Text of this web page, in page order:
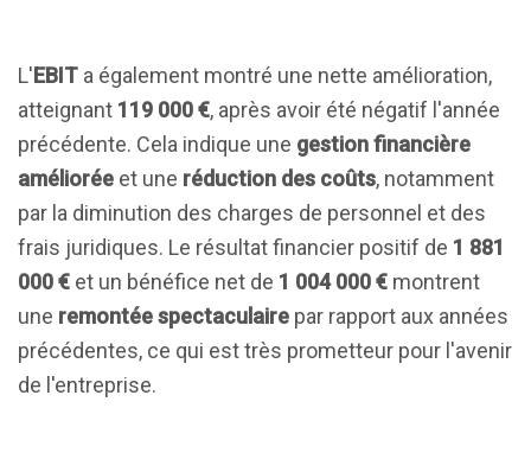
L'EBIT a également montré une nette amélioration,
atteignant 119 000 €, après avoir été négatif l'année
précédente. Cela indique une gestion financière
améliorée et une réduction des coûts, notamment
par la diminution des charges de personnel et des
frais juridiques. Le résultat financier positif de 1 881
000 € et un bénéfice net de 1 004 000 € montrent
une remontée spectaculaire par rapport aux années
précédentes, ce qui est très prometteur pour l'avenir
de l'entreprise.